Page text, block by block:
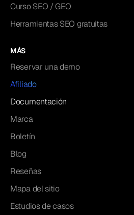
Curso SEO / GEO
Herramientas SEO gratuitas
MÁS
Reservar una demo
Afiliado
Documentación
Marca
Boletín
Blog
Reseñas
Mapa del sitio
Estudios de casos